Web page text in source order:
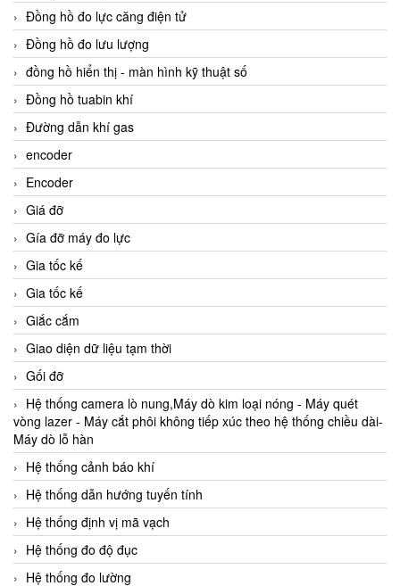
Đồng hồ đo lực căng điện tử
Đồng hồ đo lưu lượng
đồng hồ hiển thị - màn hình kỹ thuật số
Đồng hồ tuabin khí
Đường dẫn khí gas
encoder
Encoder
Giá đỡ
Gía đỡ máy đo lực
Gia tốc kế
Gia tốc kế
Giắc cắm
Giao diện dữ liệu tạm thời
Gối đỡ
Hệ thống camera lò nung,Máy dò kim loại nóng - Máy quét
vòng lazer - Máy cắt phôi không tiếp xúc theo hệ thống chiều dài-
Máy dò lỗ hàn
Hệ thống cảnh báo khí
Hệ thống dẫn hướng tuyến tính
Hệ thống định vị mã vạch
Hệ thống đo độ đục
Hệ thống đo lường